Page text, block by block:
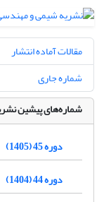
مقالات آماده انتشار
شماره جاری
شماره‌های پیشین
دوره 45 (1405)
دوره 44 (1404)